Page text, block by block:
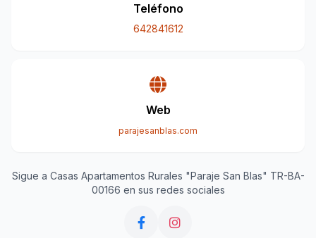
Teléfono
642841612
Web
parajesanblas.com
Sigue a Casas Apartamentos Rurales "Paraje San Blas" TR-BA-
00166 en sus redes sociales